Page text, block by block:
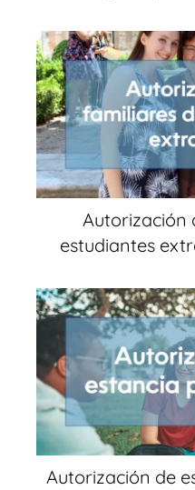
Autorización
estudiantes
Autorización de